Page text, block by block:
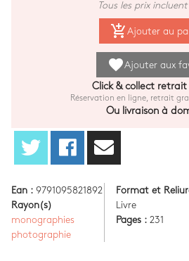
Tous les prix incluent
add_shopping_cart Ajouter au
favorite Ajouter aux
Click & collect retrait
Réservation en ligne, retrait
Ou livraison à
Ean : 9791095821892
Rayon(s)
monographies
photographie
Format et
Livre
Pages : 231